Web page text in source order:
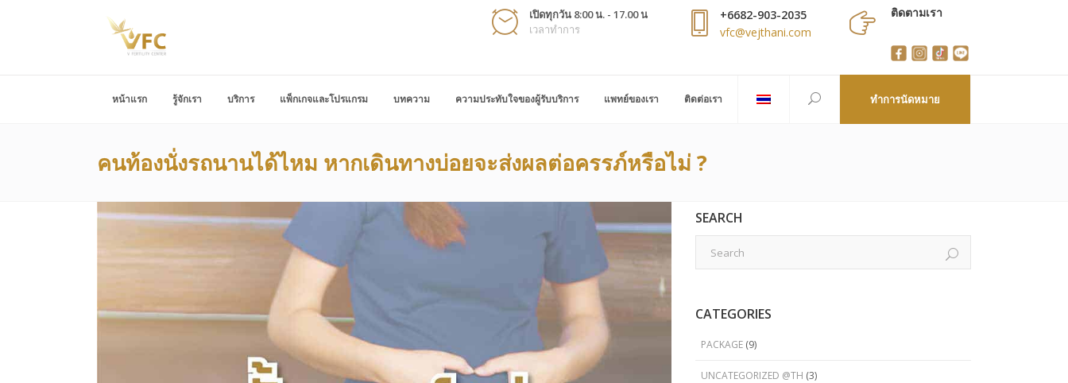
เปิดทุกวัน 8:00 น. - 17.00 น
เวลาทำการ
+6682-903-2035
vfc@vejthani.com
ติดตามเรา
หน้าแรก รู้จักเรา บริการ แพ็กเกจและโปรแกรม บทความ ความประทับใจของผู้รับบริการ แพทย์ของเรา ติดต่อเรา ทำการนัดหมาย
คนท้องนั่งรถนานได้ไหม หากเดินทางบ่อยจะส่งผลต่อครรภ์หรือไม่ ?
SEARCH
CATEGORIES
PACKAGE (9)
UNCATEGORIZED @TH (3)